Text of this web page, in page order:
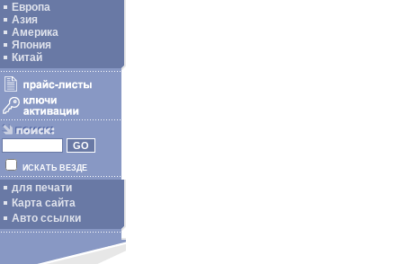
Европа
Азия
Америка
Япония
Китай
ИСКАТЬ ВЕЗДЕ
для печати
Карта сайта
Авто ссылки